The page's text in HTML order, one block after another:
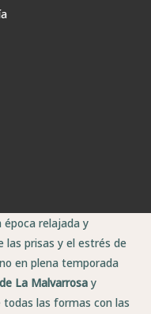
época relajada y
las prisas y el estrés de
en plena temporada
La Malvarrosa y
las formas con las